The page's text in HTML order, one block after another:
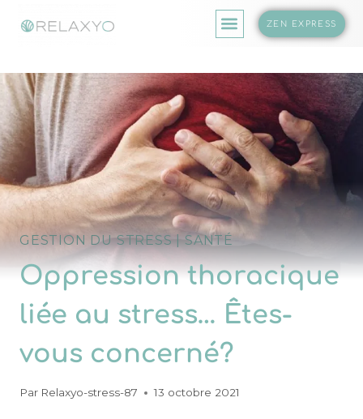
ZEN EXPRESS
GESTION DU STRESS SANTÉ
Oppression thoracique
liée au stress… Êtes-
vous concerné?
Par Relaxyo-stress-87 13 octobre 2021